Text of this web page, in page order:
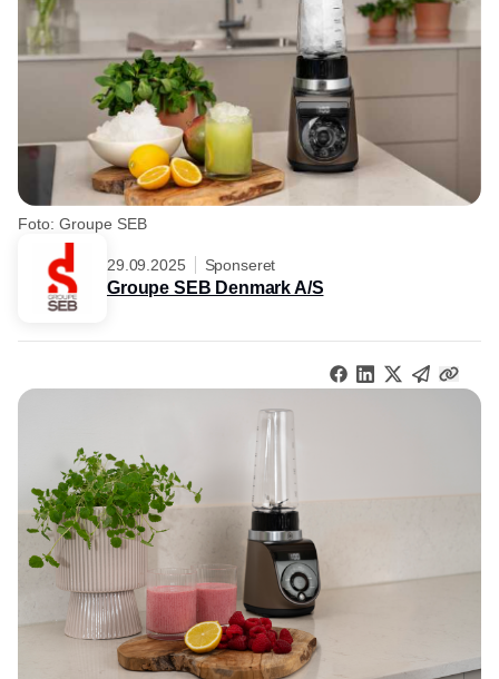
Foto: Groupe SEB
29.09.2025 Sponseret
Groupe SEB Denmark A/S